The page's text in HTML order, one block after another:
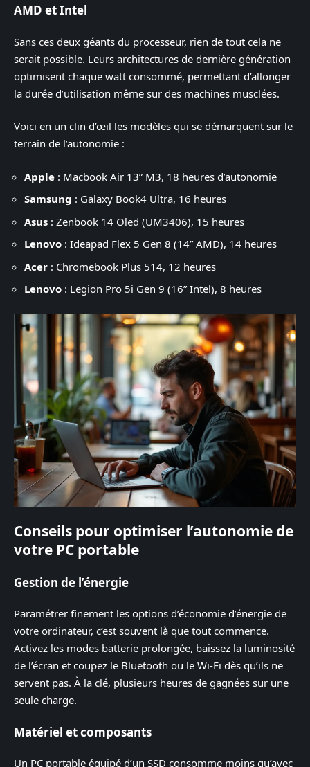
AMD et Intel
Sans ces deux géants du processeur, rien de tout cela ne
serait possible. Leurs architectures de dernière génération
optimisent chaque watt consommé, permettant d’allonger
la durée d’utilisation même sur des machines musclées.
Voici en un clin d’œil les modèles qui se démarquent sur le
terrain de l’autonomie :
Apple : Macbook Air 13” M3, 18 heures d’autonomie
Samsung : Galaxy Book4 Ultra, 16 heures
Asus : Zenbook 14 Oled (UM3406), 15 heures
Lenovo : Ideapad Flex 5 Gen 8 (14” AMD), 14 heures
Acer : Chromebook Plus 514, 12 heures
Lenovo : Legion Pro 5i Gen 9 (16” Intel), 8 heures
Conseils pour optimiser l’autonomie de
votre PC portable
Gestion de l’énergie
Paramétrer finement les options d’économie d’énergie de
votre ordinateur, c’est souvent là que tout commence.
Activez les modes batterie prolongée, baissez la luminosité
de l’écran et coupez le Bluetooth ou le Wi-Fi dès qu’ils ne
servent pas. À la clé, plusieurs heures de gagnées sur une
seule charge.
Matériel et composants
Un PC portable équipé d’un SSD consomme moins qu’avec